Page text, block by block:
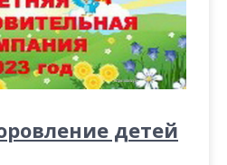
детей